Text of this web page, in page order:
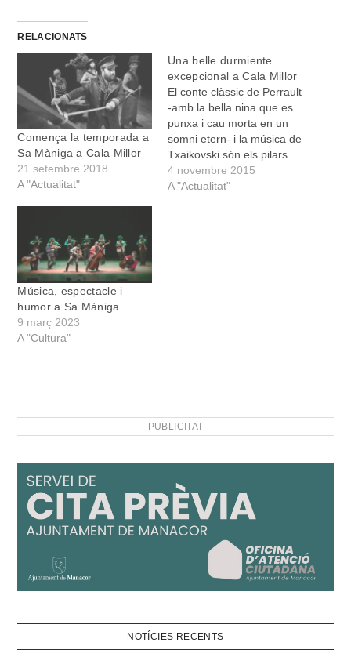
RELACIONATS
Comença la temporada a
Sa Màniga a Cala Millor
21 setembre 2018
A "Actualitat"
Una belle durmiente
excepcional a Cala Millor
El conte clàssic de Perrault
-amb la bella nina que es
punxa i cau morta en un
somni etern- i la música de
Txaikovski són els pilars
fonamentals de La bella
durmiente de la
4 novembre 2015
A "Actualitat"
Música, espectacle i
humor a Sa Màniga
9 març 2023
A "Cultura"
PUBLICITAT
NOTÍCIES RECENTS